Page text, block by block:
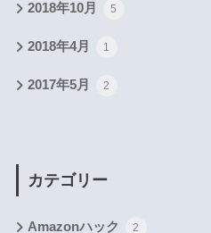
2018年10月 5
2018年4月 1
2017年5月 2
カテゴリー
Amazonハック 2